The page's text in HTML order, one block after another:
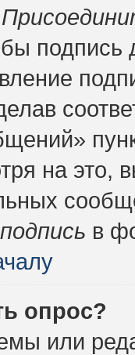
подпись
на это,
в
опрос?
или